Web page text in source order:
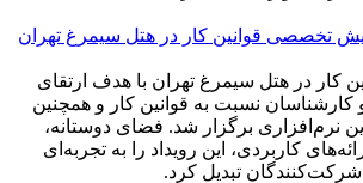
تخصصی قوانین کار در هتل سیمرغ تهران
کار در هتل سیمرغ تهران با هدف ارتقای
نسبت به قوانین کار و همچنین
نرم‌افزاری برگزار شد. فضای دوستانه،
کاربردی، این رویداد را به تجربه‌ای
تبدیل کرد.